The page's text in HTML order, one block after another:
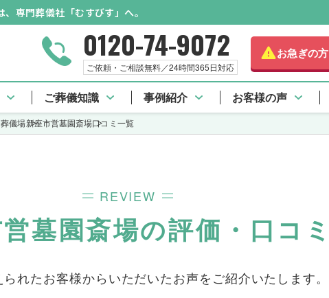
専門葬儀社「むすびす」へ。
0120-74-9072
ご依頼・ご相談無料／24時間365日対応
お急ぎの方
ご葬儀知識 事例紹介 お客様の声
儀場新座市営墓園斎場口コミ一覧
REVIEW
墓園斎場の評価・口コミ
れたお客様からいただいたお声をご紹介いたします。
園斎場 TOP 施設料金 口コミ一覧
さらに詳しく